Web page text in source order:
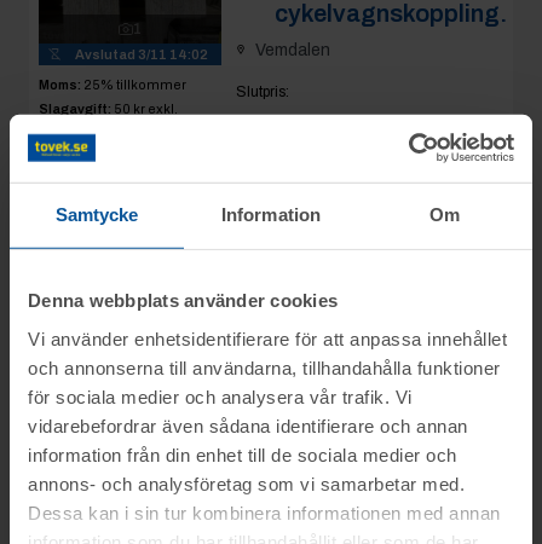
Samtycke Information Om
Denna webbplats använder cookies
Vi använder enhetsidentifierare för att anpassa innehållet
och annonserna till användarna, tillhandahålla funktioner
för sociala medier och analysera vår trafik. Vi
vidarebefordrar även sådana identifierare och annan
information från din enhet till de sociala medier och
annons- och analysföretag som vi samarbetar med.
Dessa kan i sin tur kombinera informationen med annan
1
Avslutad 3/11 14:02
Moms: 25% tillkommer
Slagavgift: 50 kr exkl.
cykelvagnskoppling.
Vemdalen
Slutpris:
50 kr
AVSLUTAD
Axle Adapter Maxle
(M12x1.75) för
cykelvagnskoppling.
Vemdalen
Slutpris:
50 kr
Se mer info